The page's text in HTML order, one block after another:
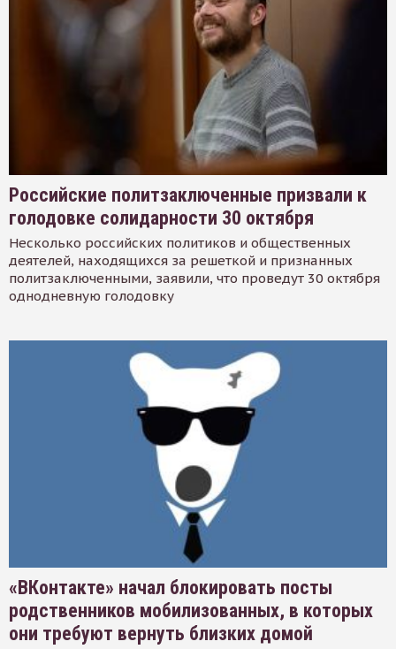
Российские политзаключенные призвали к
голодовке солидарности 30 октября
Несколько российских политиков и общественных
деятелей, находящихся за решеткой и признанных
политзаключенными, заявили, что проведут 30 октября
однодневную голодовку
«ВКонтакте» начал блокировать посты
родственников мобилизованных, в которых
они требуют вернуть близких домой